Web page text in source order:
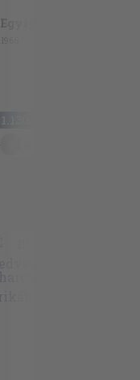
Egyiptomi verőfény